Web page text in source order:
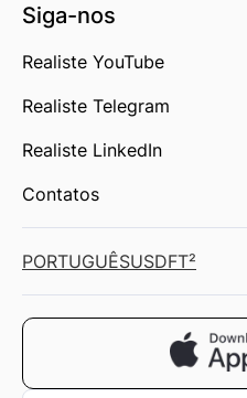
Siga-nos
Realiste YouTube
Realiste Telegram
Realiste LinkedIn
Contatos
PORTUGUÊSUSDFT²